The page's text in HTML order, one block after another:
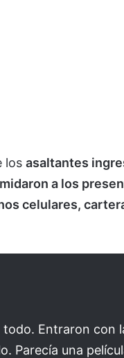
los asaltantes
a los
celulares,
todo. Entraron con
Parecía una